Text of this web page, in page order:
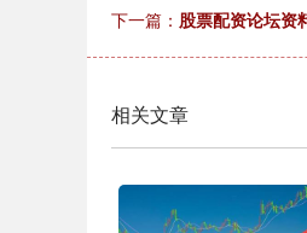
下一篇： 股票配资论坛资
相关文章